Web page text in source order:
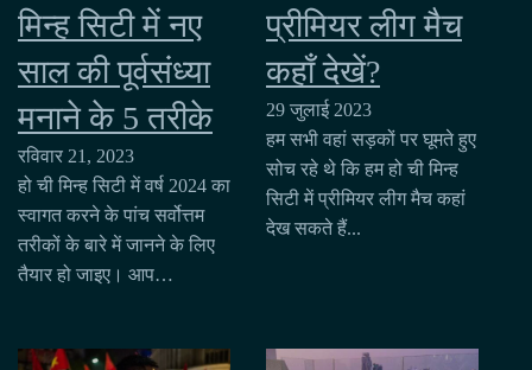
मिन्ह सिटी में नए
साल की पूर्वसंध्या
मनाने के 5 तरीके
रविवार 21, 2023
हो ची मिन्ह सिटी में वर्ष 2024 का
स्वागत करने के पांच सर्वोत्तम
तरीकों के बारे में जानने के लिए
तैयार हो जाइए। आप…
प्रीमियर लीग मैच
कहाँ देखें?
29 जुलाई 2023
हम सभी वहां सड़कों पर घूमते हुए
सोच रहे थे कि हम हो ची मिन्ह
सिटी में प्रीमियर लीग मैच कहां
देख सकते हैं...